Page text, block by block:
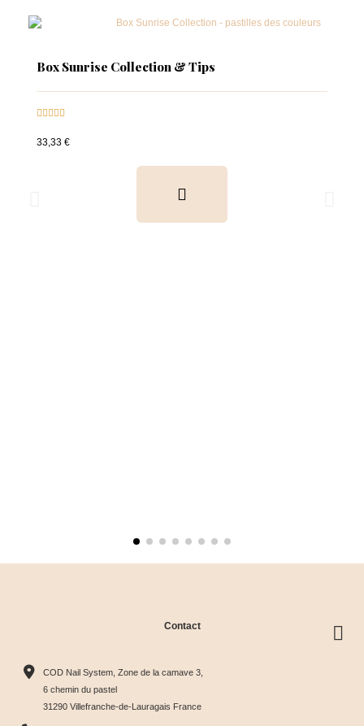
Box Sunrise Collection & Tips

33,33 €
Contact
COD Nail System, Zone de la camave 3,
6 chemin du pastel
31290 Villefranche-de-Lauragais France